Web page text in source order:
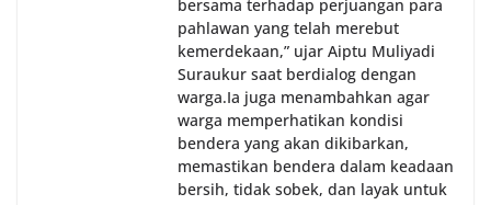
bersama terhadap perjuangan para
pahlawan yang telah merebut
kemerdekaan,” ujar Aiptu Muliyadi
Suraukur saat berdialog dengan
warga.‎‎Ia juga menambahkan agar
warga memperhatikan kondisi
bendera yang akan dikibarkan,
memastikan bendera dalam keadaan
bersih, tidak sobek, dan layak untuk